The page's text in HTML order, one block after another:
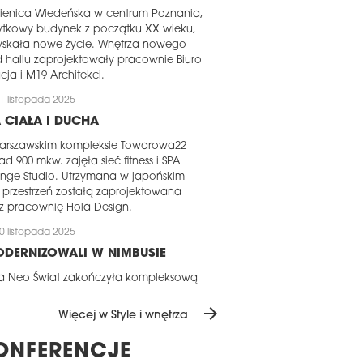
Wiedeńska w centrum Poznania,
budynek z początku XX wieku,
nowe życie. Wnętrza nowego
hallu zaprojektowały pracownie Biuro
i M19 Architekci.
listopada 2025
CIAŁA I DUCHA
kompleksie Towarowa22
900 mkw. zajęła sieć fitness i SPA
Studio. Utrzymana w japońskim
przestrzeń zostałą zaprojektowana
pracownię Hola Design.
listopada 2025
W NIMBUSIE
Neo Świat zakończyła kompleksową
(Marsh, Mercer, Guy Carpenter,
98 w Warszawie.
Więcej w Style i wnętrza arrow_forward